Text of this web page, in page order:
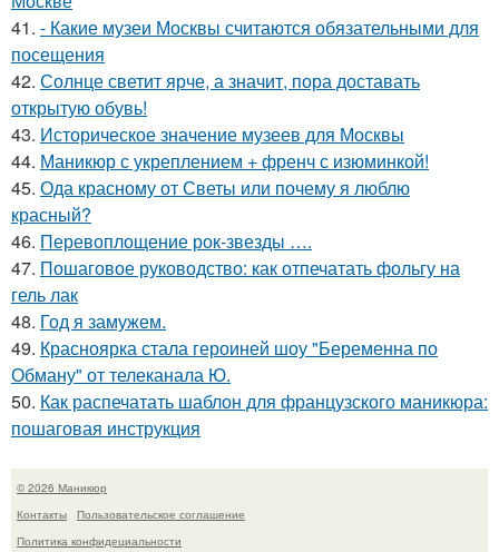
41. - Какие музеи Москвы считаются обязательными для
посещения
42. Солнце светит ярче, а значит, пора доставать
открытую обувь!
43. Историческое значение музеев для Москвы
44. Маникюр с укреплением + френч с изюминкой!
45. Ода красному от Светы или почему я люблю
красный?
46. Перевоплощение рок-звезды ….
47. Пошаговое руководство: как отпечатать фольгу на
гель лак
48. Год я замужем.
49. Красноярка стала героиней шоу "Беременна по
Обману" от телеканала Ю.
50. Как распечатать шаблон для французского маникюра:
пошаговая инструкция
© 2026 Маникюр
Контакты
Пользовательское соглашение
Политика конфидециальности